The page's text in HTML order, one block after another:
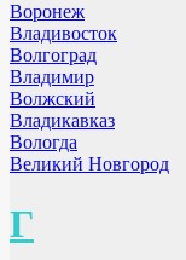
Воронеж
Владивосток
Волгоград
Владимир
Волжский
Владикавказ
Вологда
Великий Новгород
Г